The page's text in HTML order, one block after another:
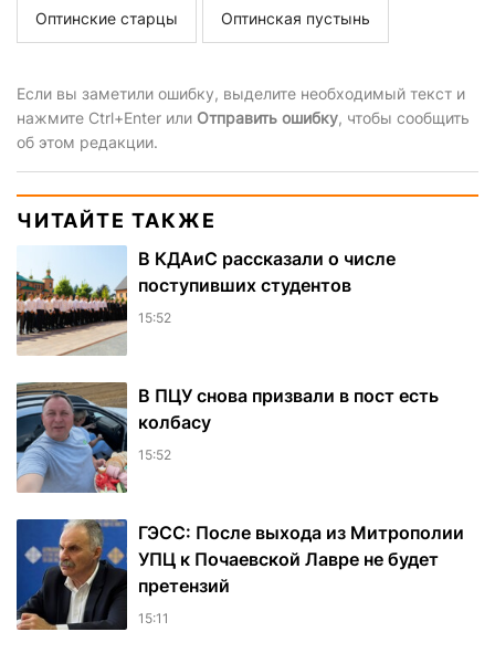
Оптинские старцы Оптинская пустынь
Если вы заметили ошибку, выделите необходимый текст и
нажмите Ctrl+Enter или Отправить ошибку, чтобы сообщить
об этом редакции.
ЧИТАЙТЕ ТАКЖЕ
В КДАиС рассказали о числе
поступивших студентов
15:52
В ПЦУ снова призвали в пост есть
колбасу
15:52
ГЭСС: После выхода из Митрополии
УПЦ к Почаевской Лавре не будет
претензий
15:11